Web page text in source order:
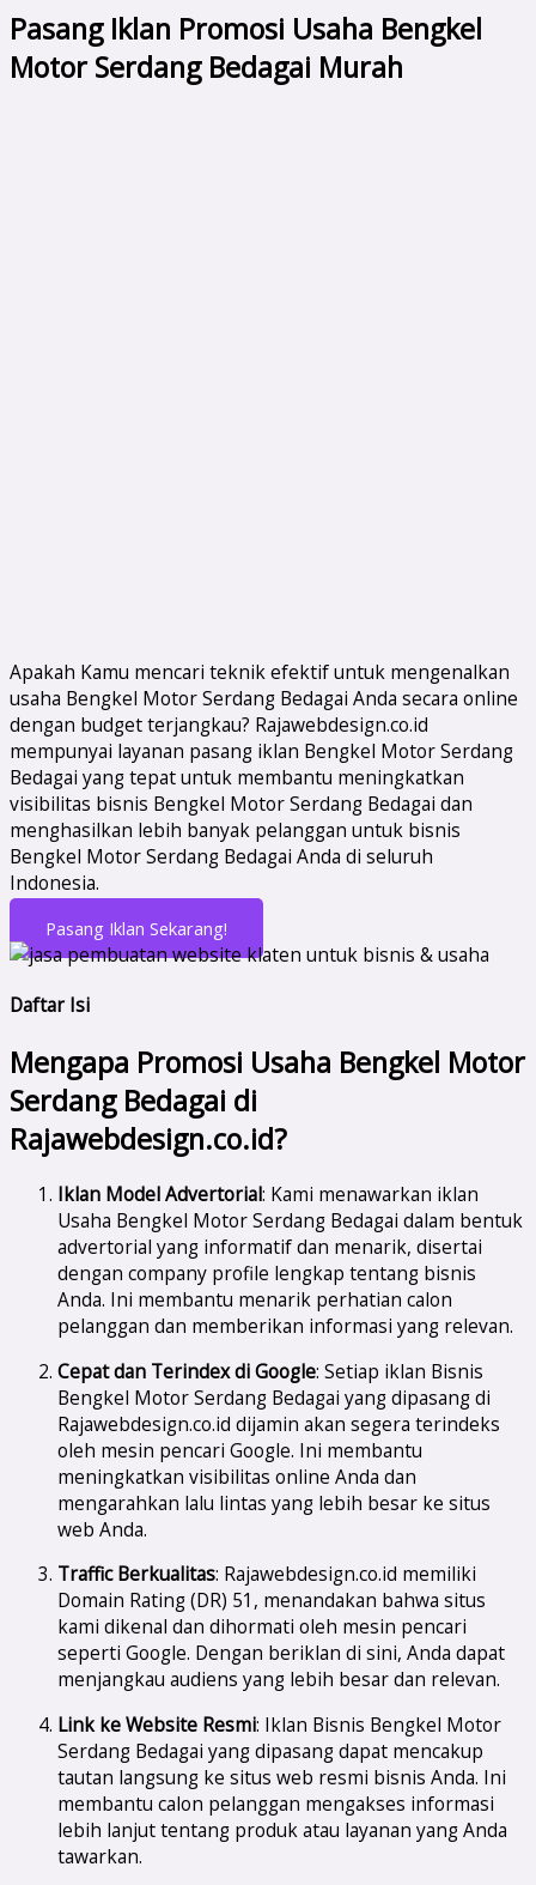
Pasang Iklan Promosi Usaha Bengkel
Motor Serdang Bedagai Murah
Apakah Kamu mencari teknik efektif untuk mengenalkan
usaha Bengkel Motor Serdang Bedagai Anda secara online
dengan budget terjangkau? Rajawebdesign.co.id
mempunyai layanan pasang iklan Bengkel Motor Serdang
Bedagai yang tepat untuk membantu meningkatkan
visibilitas bisnis Bengkel Motor Serdang Bedagai dan
menghasilkan lebih banyak pelanggan untuk bisnis
Bengkel Motor Serdang Bedagai Anda di seluruh
Indonesia.
Pasang Iklan Sekarang!
Daftar Isi
Mengapa Promosi Usaha Bengkel Motor
Serdang Bedagai di
Rajawebdesign.co.id?
Iklan Model Advertorial: Kami menawarkan iklan
Usaha Bengkel Motor Serdang Bedagai dalam bentuk
advertorial yang informatif dan menarik, disertai
dengan company profile lengkap tentang bisnis
Anda. Ini membantu menarik perhatian calon
pelanggan dan memberikan informasi yang relevan.
Cepat dan Terindex di Google: Setiap iklan Bisnis
Bengkel Motor Serdang Bedagai yang dipasang di
Rajawebdesign.co.id dijamin akan segera terindeks
oleh mesin pencari Google. Ini membantu
meningkatkan visibilitas online Anda dan
mengarahkan lalu lintas yang lebih besar ke situs
web Anda.
Traffic Berkualitas: Rajawebdesign.co.id memiliki
Domain Rating (DR) 51, menandakan bahwa situs
kami dikenal dan dihormati oleh mesin pencari
seperti Google. Dengan beriklan di sini, Anda dapat
menjangkau audiens yang lebih besar dan relevan.
Link ke Website Resmi: Iklan Bisnis Bengkel Motor
Serdang Bedagai yang dipasang dapat mencakup
tautan langsung ke situs web resmi bisnis Anda. Ini
membantu calon pelanggan mengakses informasi
lebih lanjut tentang produk atau layanan yang Anda
tawarkan.